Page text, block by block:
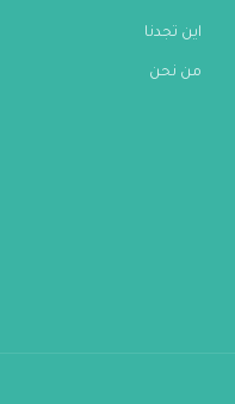
اين تجدنا
من نحن